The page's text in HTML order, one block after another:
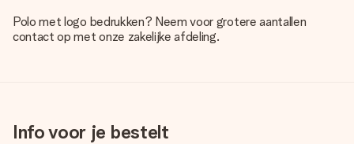
Polo met logo bedrukken? Neem voor grotere aantallen
contact op met onze zakelijke afdeling.
Info voor je bestelt